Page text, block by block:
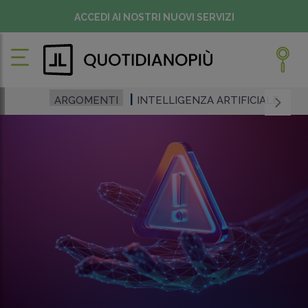
ACCEDI AI NOSTRI NUOVI SERVIZI
ARGOMENTI INTELLIGENZA ARTIFICIALE